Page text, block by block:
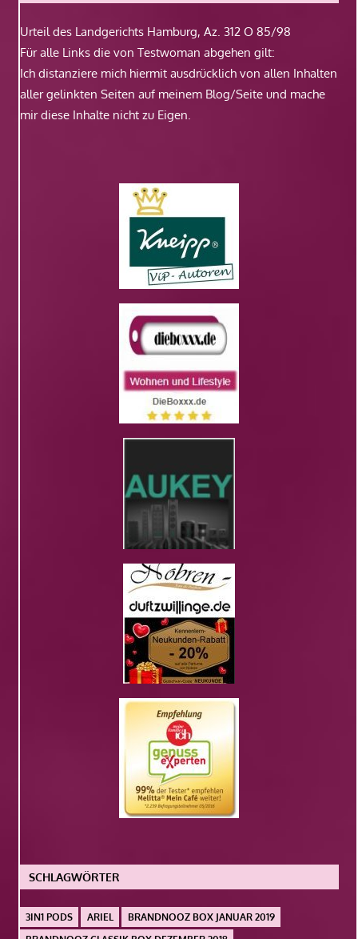
Urteil des Landgerichts Hamburg, Az. 312 O 85/98
Für alle Links die von Testwoman abgehen gilt:
Ich distanziere mich hiermit ausdrücklich von allen Inhalten
aller gelinkten Seiten auf meinem Blog/Seite und mache
mir diese Inhalte nicht zu Eigen.
SCHLAGWÖRTER
3IN1 PODS ARIEL
BRANDNOOZ BOX JANUAR 2019